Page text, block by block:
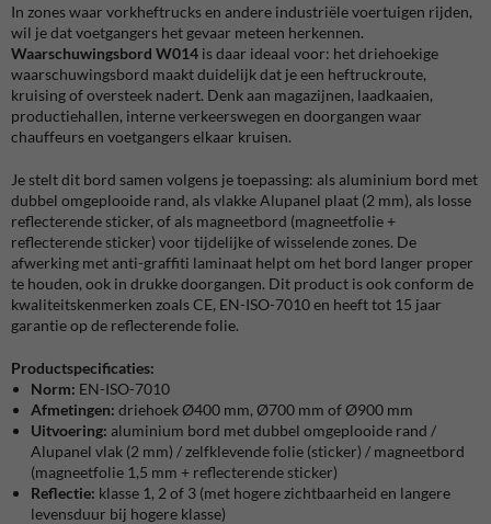
In zones waar vorkheftrucks en andere industriële voertuigen rijden,
wil je dat voetgangers het gevaar meteen herkennen.
Waarschuwingsbord W014 is daar ideaal voor: het driehoekige
waarschuwingsbord maakt duidelijk dat je een heftruckroute,
kruising of oversteek nadert. Denk aan magazijnen, laadkaaien,
productiehallen, interne verkeerswegen en doorgangen waar
chauffeurs en voetgangers elkaar kruisen.
Je stelt dit bord samen volgens je toepassing: als aluminium bord met
dubbel omgeplooide rand, als vlakke Alupanel plaat (2 mm), als losse
reflecterende sticker, of als magneetbord (magneetfolie +
reflecterende sticker) voor tijdelijke of wisselende zones. De
afwerking met anti-graffiti laminaat helpt om het bord langer proper
te houden, ook in drukke doorgangen. Dit product is ook conform de
kwaliteitskenmerken zoals CE, EN-ISO-7010 en heeft tot 15 jaar
garantie op de reflecterende folie.
Productspecificaties:
Norm: EN-ISO-7010
Afmetingen: driehoek Ø400 mm, Ø700 mm of Ø900 mm
Uitvoering: aluminium bord met dubbel omgeplooide rand /
Alupanel vlak (2 mm) / zelfklevende folie (sticker) / magneetbord
(magneetfolie 1,5 mm + reflecterende sticker)
Reflectie: klasse 1, 2 of 3 (met hogere zichtbaarheid en langere
levensduur bij hogere klasse)